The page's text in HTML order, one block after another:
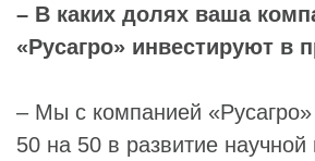
– В каких долях ваша
«Русагро» инвестируют в
– Мы с компанией
50 на 50 в развитие